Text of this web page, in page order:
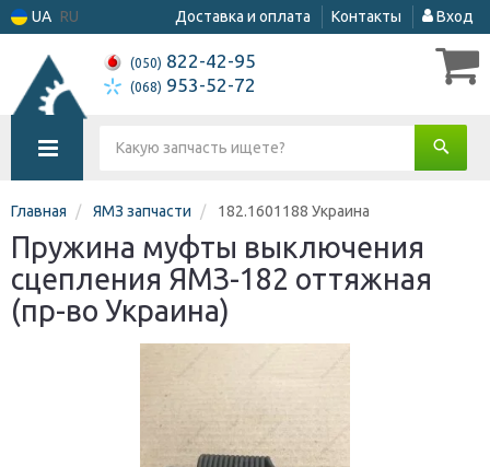
UA RU Доставка и оплата Контакты Вход
(050) 822-42-95
(068) 953-52-72
Главная ЯМЗ запчасти 182.1601188 Украина
Пружина муфты выключения
сцепления ЯМЗ-182 оттяжная
(пр-во Украина)